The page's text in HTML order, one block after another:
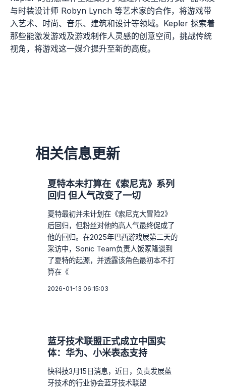
与时装设计师 Robyn Lynch 等艺术家的合作，将游戏带
入艺术、时尚、音乐、建筑和设计等领域。Kepler 探索着
那些能激发游戏及游戏制作人灵感的创意空间，挑战传统
视角，将游戏这一媒介提升至新的高度。
相关信息更新
夏特本未打算在《索尼克》系列
回归 但人气改变了一切
夏特最初并未计划在《索尼克大冒险2》
后回归，但粉丝对他的高人气最终促成了
他的回归。在2025年巴西游戏展第二天的
采访中，Sonic Team负责人饭冢隆谈到
了夏特的起源，并透露该角色最初本不打
算在《
2026-01-13 06:15:03
蓝牙技术联盟正式成立中国实
体：华为、小米表态支持
快科技3月15日消息，近日，负责发展蓝
牙技术的行业协会蓝牙技术联盟